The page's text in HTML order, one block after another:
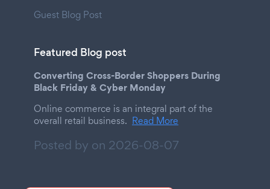
Guest Blog Post
Featured Blog post
Converting Cross-Border Shoppers During
Black Friday & Cyber Monday
Online commerce is an integral part of the
overall retail business. Read More
Posted by on 2026-08-07